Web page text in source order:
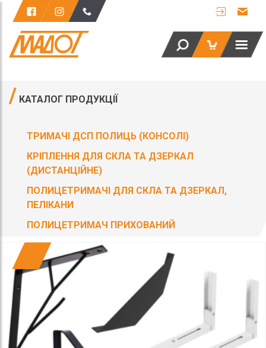
КАТАЛОГ ПРОДУКЦІЇ
ТРИМАЧІ ДСП ПОЛИЦЬ (КОНСОЛІ)
КРІПЛЕННЯ ДЛЯ СКЛА ТА ДЗЕРКАЛ
(ДИСТАНЦІЙНЕ)
ПОЛИЦЕТРИМАЧІ ДЛЯ СКЛА ТА ДЗЕРКАЛ,
ПЕЛІКАНИ
ПОЛИЦЕТРИМАЧ ПРИХОВАНИЙ